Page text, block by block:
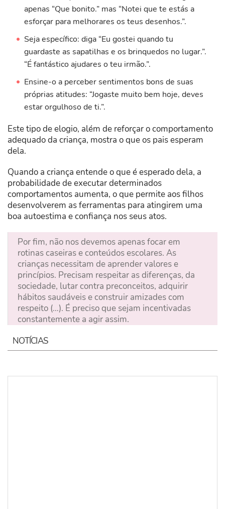
apenas “Que bonito.” mas “Notei que te estás a
esforçar para melhorares os teus desenhos.”.
Seja específico: diga “Eu gostei quando tu
guardaste as sapatilhas e os brinquedos no lugar.”.
“É fantástico ajudares o teu irmão.”.
Ensine-o a perceber sentimentos bons de suas
próprias atitudes: “Jogaste muito bem hoje, deves
estar orgulhoso de ti.”.
Este tipo de elogio, além de reforçar o comportamento
adequado da criança, mostra o que os pais esperam
dela.
Quando a criança entende o que é esperado dela, a
probabilidade de executar determinados
comportamentos aumenta, o que permite aos filhos
desenvolverem as ferramentas para atingirem uma
boa autoestima e confiança nos seus atos.
Por fim, não nos devemos apenas focar em
rotinas caseiras e conteúdos escolares. As
crianças necessitam de aprender valores e
princípios. Precisam respeitar as diferenças, da
sociedade, lutar contra preconceitos, adquirir
hábitos saudáveis e construir amizades com
respeito (…). É preciso que sejam incentivadas
constantemente a agir assim.
NOTÍCIAS